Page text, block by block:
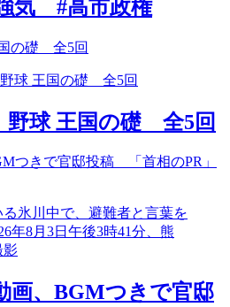
気 #高市政権
の礎 全5回
球 王国の礎 全5回
つきで官邸投稿 「首相のPR」
画、BGMつきで官邸